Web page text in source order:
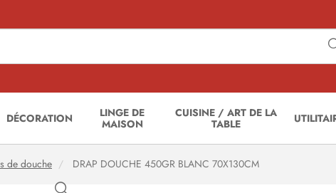
DÉCORATION
LINGE DE
MAISON
CUISINE / ART DE LA
TABLE
de douche DRAP DOUCHE 450GR BLANC 70X130CM